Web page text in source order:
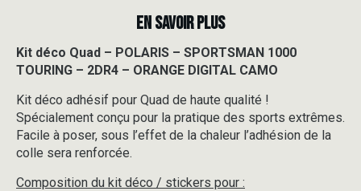
SPORTSMAN
1000
-
2DR4
-
ORANGE
DIGITAL
CAMO
EN SAVOIR PLUS
Kit déco Quad – POLARIS – SPORTSMAN 1000
TOURING – 2DR4 – ORANGE DIGITAL CAMO
Kit déco adhésif pour Quad de haute qualité !
Spécialement conçu pour la pratique des sports extrêmes.
Facile à poser, sous l’effet de la chaleur l’adhésion de la
colle sera renforcée.
Composition du kit déco / stickers pour :